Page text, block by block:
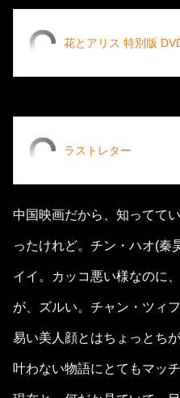
花とアリス 特別版
ラストレター
中国映画だから、知ってて
ったけれど。チン・ハオ(秦
イイ。カッコ悪い様なのに
が、ズルい。チャン・ツィ
易い美人顔とはちょっとち
叶わない物語にとてもマッ